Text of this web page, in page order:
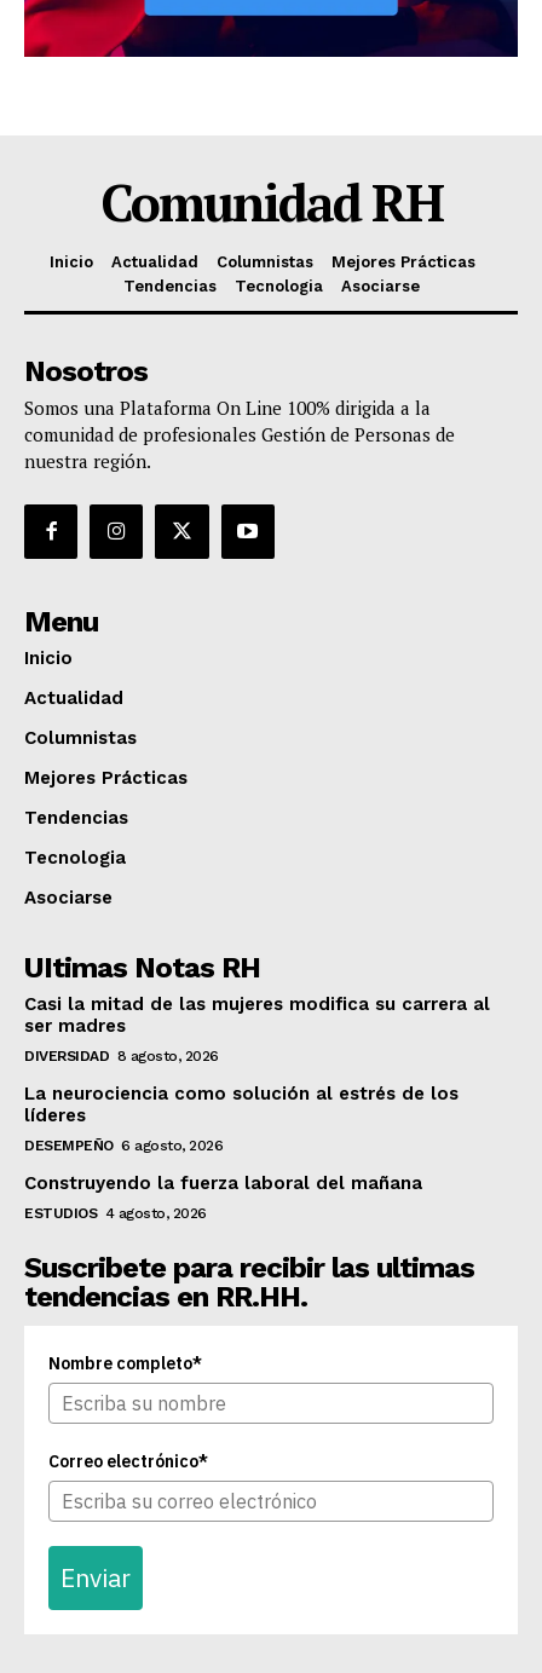
Comunidad RH
Inicio Actualidad Columnistas
Mejores Prácticas
Tendencias
Tecnologia Asociarse
Nosotros
Somos una Plataforma On Line 100% dirigida a la
comunidad de profesionales Gestión de Personas de
nuestra región.
Menu
Inicio
Actualidad
Columnistas
Mejores Prácticas
Tendencias
Tecnologia
Asociarse
UItimas Notas RH
Casi la mitad de las mujeres modifica su carrera al
ser madres
DIVERSIDAD 8 agosto, 2026
La neurociencia como solución al estrés de los
líderes
DESEMPEÑO 6 agosto, 2026
Construyendo la fuerza laboral del mañana
ESTUDIOS 4 agosto, 2026
Suscribete para recibir las ultimas
tendencias en RR.HH.
Nombre completo*
Correo electrónico*
Enviar